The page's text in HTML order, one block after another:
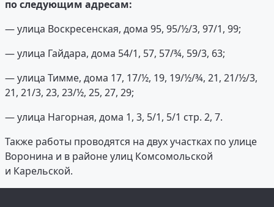
по следующим адресам:
— улица Воскресенская, дома 95, 95/½/3, 97/1, 99;
— улица Гайдара, дома 54/1, 57, 57/¾, 59/3, 63;
— улица Тимме, дома 17, 17/½, 19, 19/½/¾, 21, 21/½/3,
21, 21/3, 23, 23/½, 25, 27, 29;
— улица Нагорная, дома 1, 3, 5/1, 5/1 стр. 2, 7.
Также работы проводятся на двух участках по улице
Воронина и в районе улиц Комсомольской
и Карельской.